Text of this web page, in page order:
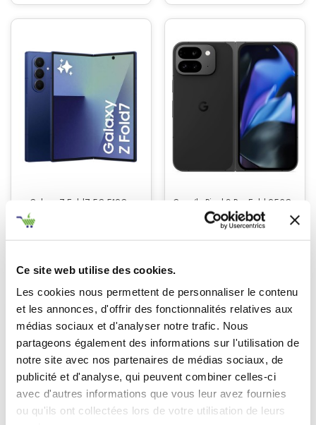
Ce site web utilise des cookies.
Les cookies nous permettent de personnaliser le contenu
et les annonces, d'offrir des fonctionnalités relatives aux
médias sociaux et d'analyser notre trafic. Nous
partageons également des informations sur l'utilisation de
notre site avec nos partenaires de médias sociaux, de
publicité et d'analyse, qui peuvent combiner celles-ci
avec d'autres informations que vous leur avez fournies
ou qu'ils ont collectées lors de votre utilisation de leurs
Galaxy Z Fold7 5G 512Go
750,00 €
Google Pixel 9 Pro Fold 256Go
750,00 €